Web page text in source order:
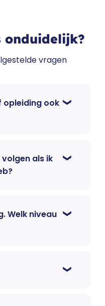
onduidelijk?
vragen
opleiding ook
als ik
Welk niveau